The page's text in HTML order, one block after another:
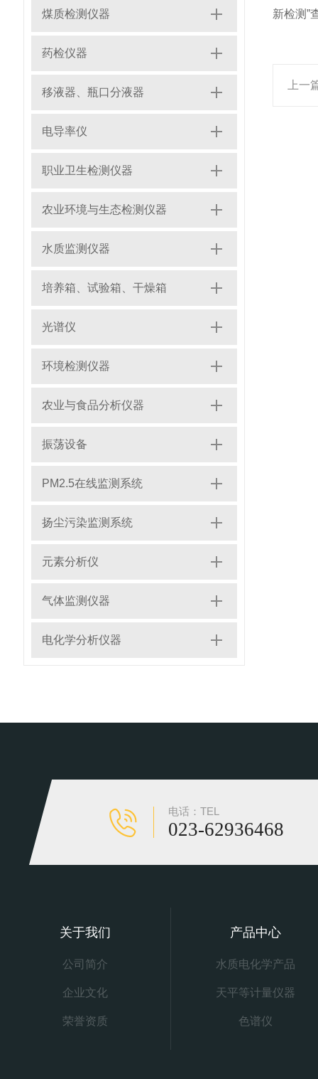
煤质检测仪器
药检仪器
移液器、瓶口分液器
电导率仪
职业卫生检测仪器
农业环境与生态检测仪器
水质监测仪器
培养箱、试验箱、干燥箱
光谱仪
环境检测仪器
农业与食品分析仪器
振荡设备
PM2.5在线监测系统
扬尘污染监测系统
元素分析仪
气体监测仪器
电化学分析仪器
新检测”
上一
电话：TEL
023-62936468
关于我们
公司简介
企业文化
荣誉资质
产品中心
水质电化学产品
天平等计量仪器
色谱仪